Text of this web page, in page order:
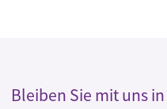
Bleiben Sie mit uns